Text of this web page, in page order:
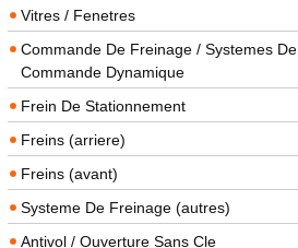
Vitres / Fenetres
Commande De Freinage / Systemes De
Commande Dynamique
Frein De Stationnement
Freins (arriere)
Freins (avant)
Systeme De Freinage (autres)
Antivol / Ouverture Sans Cle